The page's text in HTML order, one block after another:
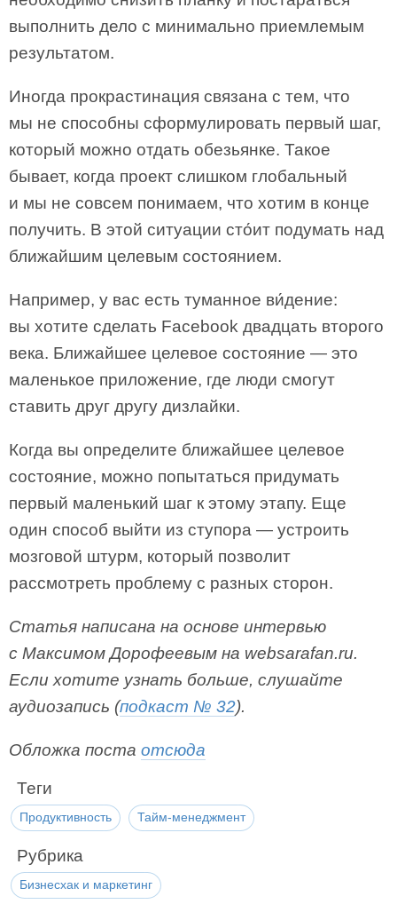
выполнить дело с минимально приемлемым
результатом.
Иногда прокрастинация связана с тем, что
мы не способны сформулировать первый шаг,
который можно отдать обезьянке. Такое
бывает, когда проект слишком глобальный
и мы не совсем понимаем, что хотим в конце
получить. В этой ситуации сто́ит подумать над
ближайшим целевым состоянием.
Например, у вас есть туманное ви́дение:
вы хотите сделать Facebook двадцать второго
века. Ближайшее целевое состояние — это
маленькое приложение, где люди смогут
ставить друг другу дизлайки.
Когда вы определите ближайшее целевое
состояние, можно попытаться придумать
первый маленький шаг к этому этапу. Еще
один способ выйти из ступора — устроить
мозговой штурм, который позволит
рассмотреть проблему с разных сторон.
Статья написана на основе интервью
с Максимом Дорофеевым на websarafan.ru.
Если хотите узнать больше, слушайте
аудиозапись (подкаст № 32).
Обложка поста отсюда
Теги
Продуктивность Тайм-менеджмент
Рубрика
Бизнесхак и маркетинг